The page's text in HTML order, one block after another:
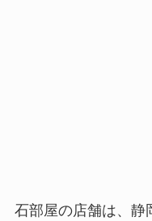
石部屋の店舗は、静